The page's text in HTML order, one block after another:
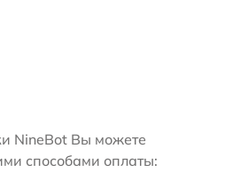
NineBot Вы можете
способами оплаты: